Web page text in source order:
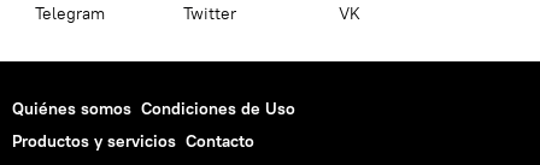
Telegram Twitter VK
Quiénes somos Condiciones de Uso
Productos y servicios Contacto